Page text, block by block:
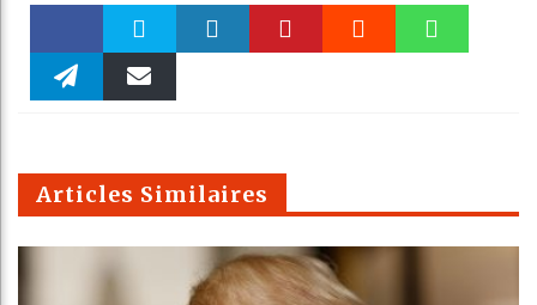
Faceboo Twitter
m
Articles Similaires